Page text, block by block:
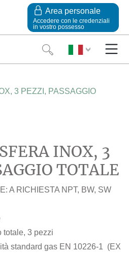
Area personale
Accedere con le credenziali
in vostro possesso
3 PEZZI, PASSAGGIO
INOX, 3
TOTALE
A RICHIESTA NPT, BW, SW
totale, 3 pezzi
standard gas EN 10226-1 (EX